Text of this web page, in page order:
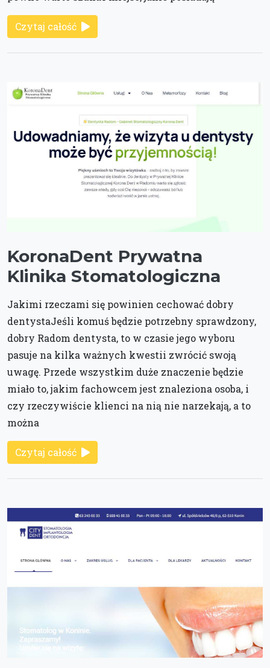
Czytaj całość
KoronaDent Prywatna
Klinika Stomatologiczna
Jakimi rzeczami się powinien cechować dobry
dentystaJeśli komuś będzie potrzebny sprawdzony,
dobry Radom dentysta, to w czasie jego wyboru
pasuje na kilka ważnych kwestii zwrócić swoją
uwagę. Przede wszystkim duże znaczenie będzie
miało to, jakim fachowcem jest znaleziona osoba, i
czy rzeczywiście klienci na nią nie narzekają, a to
można
Czytaj całość